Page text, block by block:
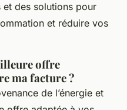
et des solutions pour
et réduire vos
offre
ma facture ?
de l’énergie et